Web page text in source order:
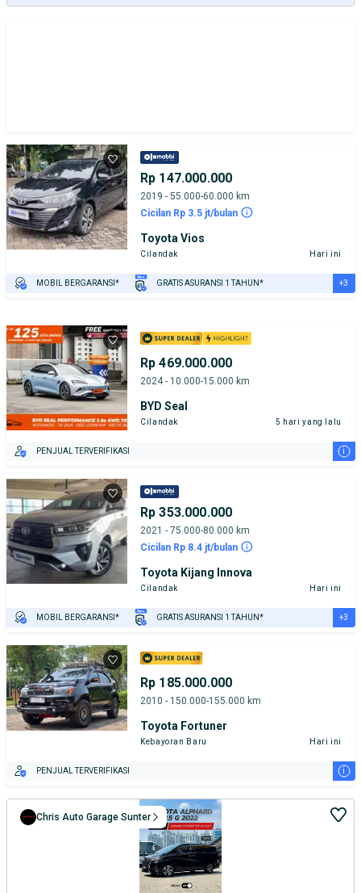
Rp 147.000.000
2019 - 55.000-60.000 km
Cicilan Rp 3.5 jt/bulan
Toyota Vios
Cilandak Hari ini
MOBIL BERGARANSI* GRATIS ASURANSI 1 TAHUN* +3
Rp 469.000.000
2024 - 10.000-15.000 km
BYD Seal
Cilandak 5 hari yang lalu
PENJUAL TERVERIFIKASI i
Rp 353.000.000
2021 - 75.000-80.000 km
Cicilan Rp 8.4 jt/bulan
Toyota Kijang Innova
Cilandak Hari ini
MOBIL BERGARANSI* GRATIS ASURANSI 1 TAHUN*
PENJUAL TERVERIFIKASI
+3
Rp 185.000.000
2010 - 150.000-155.000 km
Toyota Fortuner
Kebayoran Baru Hari ini
PENJUAL TERVERIFIKASI i
Chris Auto Garage Sunter